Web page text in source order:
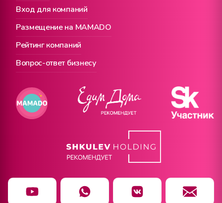
Вход для компаний
Размещение на MAMADO
Рейтинг компаний
Вопрос-ответ бизнесу